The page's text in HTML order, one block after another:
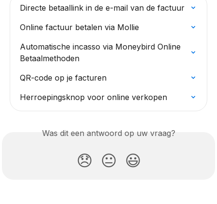
Directe betaallink in de e-mail van de factuur
Online factuur betalen via Mollie
Automatische incasso via Moneybird Online
Betaalmethoden
QR-code op je facturen
Herroepingsknop voor online verkopen
Was dit een antwoord op uw vraag?
😞 😐 😃